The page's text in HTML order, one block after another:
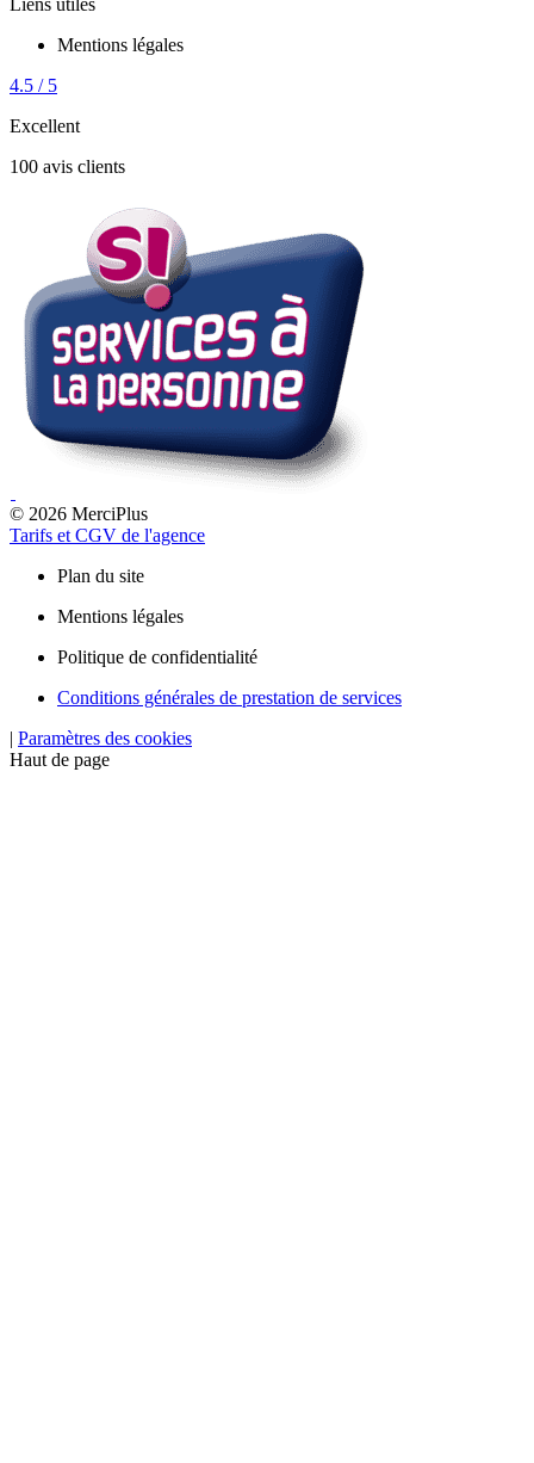
Liens utiles
Mentions légales
4.5 / 5
Excellent
100 avis clients
© 2026 MerciPlus
Tarifs et CGV de l'agence
Plan du site
Mentions légales
Politique de confidentialité
Conditions générales de prestation de services
| Paramètres des cookies
Haut de page